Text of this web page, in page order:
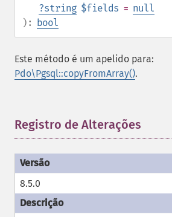
?string $fields = null
): bool
Este método é um apelido para:
Pdo\Pgsql::copyFromArray().
Registro de Alterações
8.5.0